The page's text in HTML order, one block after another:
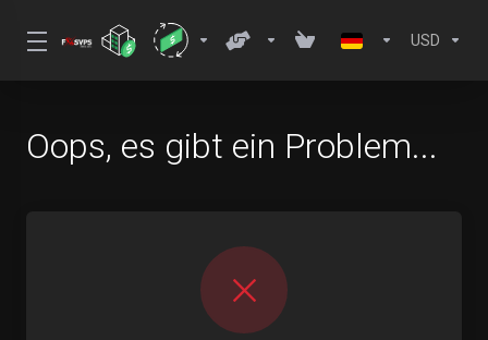
USD
Oops, es gibt ein Problem...